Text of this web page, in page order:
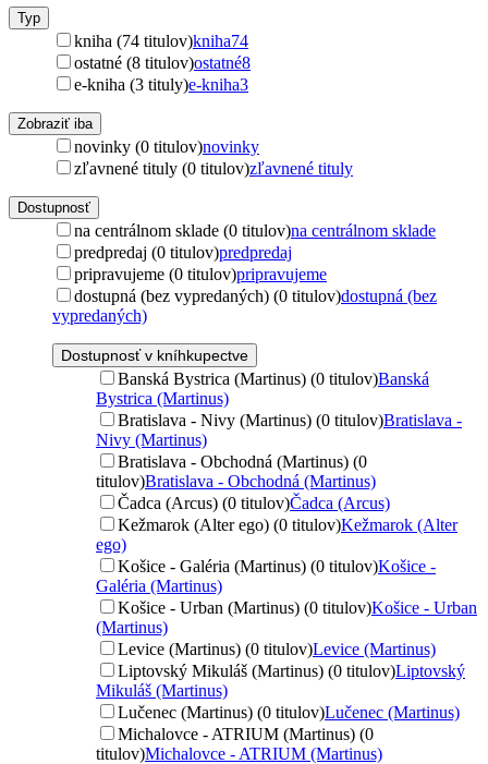
Typ
kniha (74 titulov)kniha74
ostatné (8 titulov)ostatné8
e-kniha (3 tituly)e-kniha3
Zobraziť iba
novinky (0 titulov)novinky
zľavnené tituly (0 titulov)zľavnené tituly
Dostupnosť
na centrálnom sklade (0 titulov)na centrálnom sklade
predpredaj (0 titulov)predpredaj
pripravujeme (0 titulov)pripravujeme
dostupná (bez vypredaných) (0 titulov)dostupná (bez
vypredaných)
Dostupnosť v kníhkupectve
Banská Bystrica (Martinus) (0 titulov)Banská
Bystrica (Martinus)
Bratislava - Nivy (Martinus) (0 titulov)Bratislava -
Nivy (Martinus)
Bratislava - Obchodná (Martinus) (0
titulov)Bratislava - Obchodná (Martinus)
Čadca (Arcus) (0 titulov)Čadca (Arcus)
Kežmarok (Alter ego) (0 titulov)Kežmarok (Alter
ego)
Košice - Galéria (Martinus) (0 titulov)Košice -
Galéria (Martinus)
Košice - Urban (Martinus) (0 titulov)Košice - Urban
(Martinus)
Levice (Martinus) (0 titulov)Levice (Martinus)
Liptovský Mikuláš (Martinus) (0 titulov)Liptovský
Mikuláš (Martinus)
Lučenec (Martinus) (0 titulov)Lučenec (Martinus)
Michalovce - ATRIUM (Martinus) (0
titulov)Michalovce - ATRIUM (Martinus)